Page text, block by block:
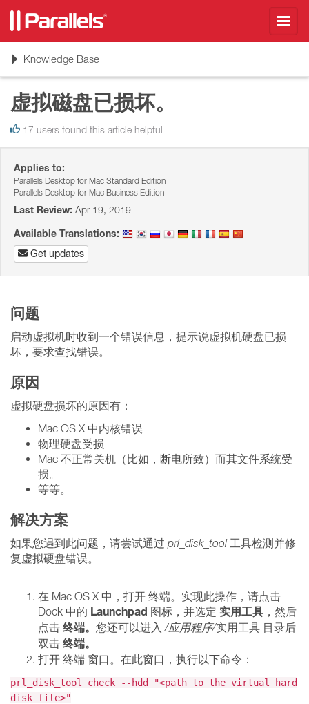
ToggleKnowledge Base
虚拟磁盘已损坏。
17 users found this article helpful
Applies to:
Parallels Desktop for Mac Standard Edition
Parallels Desktop for Mac Business Edition
Last Review: Apr 19, 2019
Available Translations:
Get updates
问题
启动虚拟机时收到一个错误信息，提示说虚拟机硬盘已损
坏，要求查找错误。
原因
虚拟硬盘损坏的原因有：
Mac OS X 中内核错误
物理硬盘受损
Mac 不正常关机（比如，断电所致）而其文件系统受
损。
等等。
解决方案
如果您遇到此问题，请尝试通过 prl_disk_tool工具检测并修
复虚拟硬盘错误。
在 Mac OS X 中，打开 终端。实现此操作，请点击
Dock 中的 Launchpad 图标，并选定 实用工具 ，然后
点击 终端。 您还可以进入/应用程序/实用工具 目录后
双击 终端。
打开 终端 窗口。在此窗口，执行以下命令：
prl_disk_tool check --hdd "<path to the virtual hard
disk file>"